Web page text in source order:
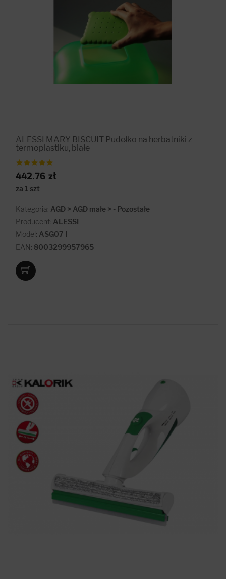
ALESSI MARY BISCUIT Pudełko na herbatniki z
termoplastiku, białe
442.76 zł
za 1 szt
Kategoria: AGD > AGD małe > - Pozostałe
Producent: ALESSI
Model: ASG07 I
EAN: 8003299957965